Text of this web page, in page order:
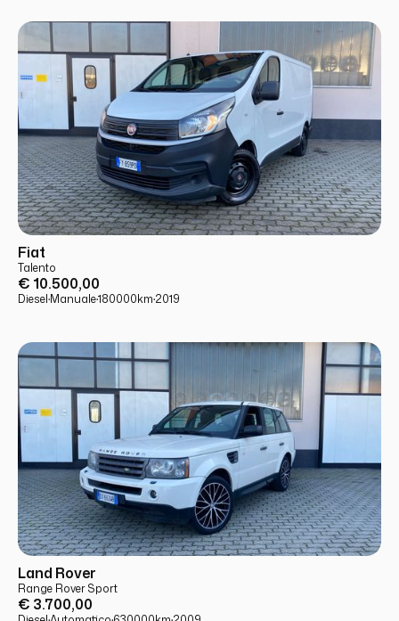
USATO
Fiat
Talento
€ 10.500,00
Diesel·Manuale·180000km·2019
USATO
Land Rover
Range Rover Sport
€ 3.700,00